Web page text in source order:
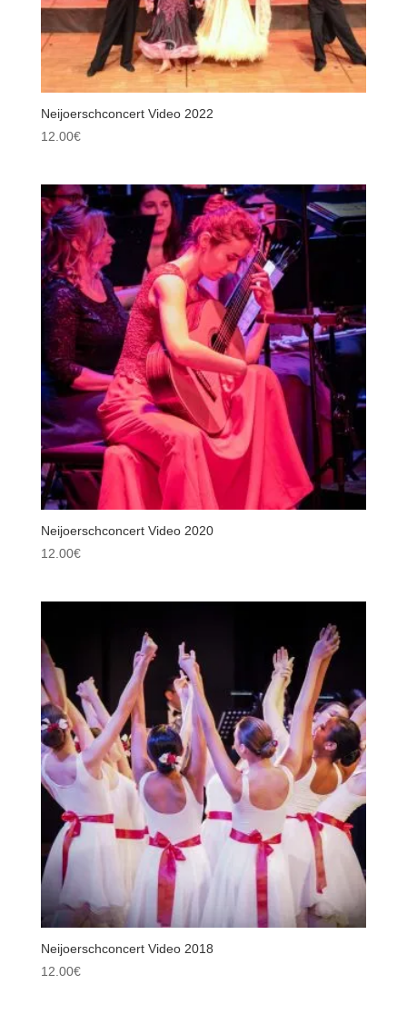
Neijoerschconcert Video 2022
12.00€
Neijoerschconcert Video 2020
12.00€
Neijoerschconcert Video 2018
12.00€